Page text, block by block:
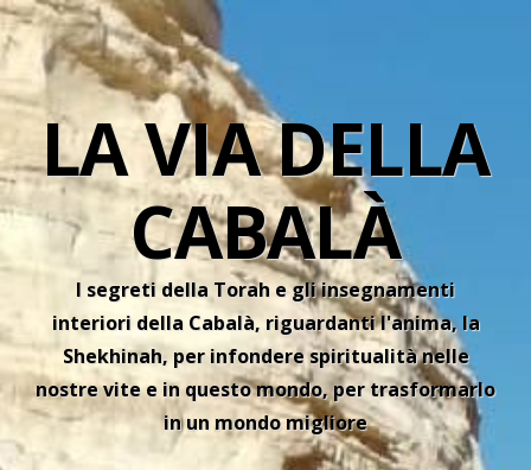
LA VIA DELLA
CABALÀ
I segreti della Torah e gli insegnamenti
interiori della Cabalà, riguardanti l'anima, la
Shekhinah, per infondere spiritualità nelle
nostre vite e in questo mondo, per trasformarlo
in un mondo migliore